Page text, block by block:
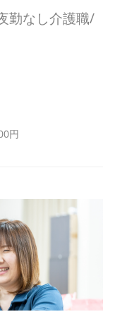
勤なし介護職/
円